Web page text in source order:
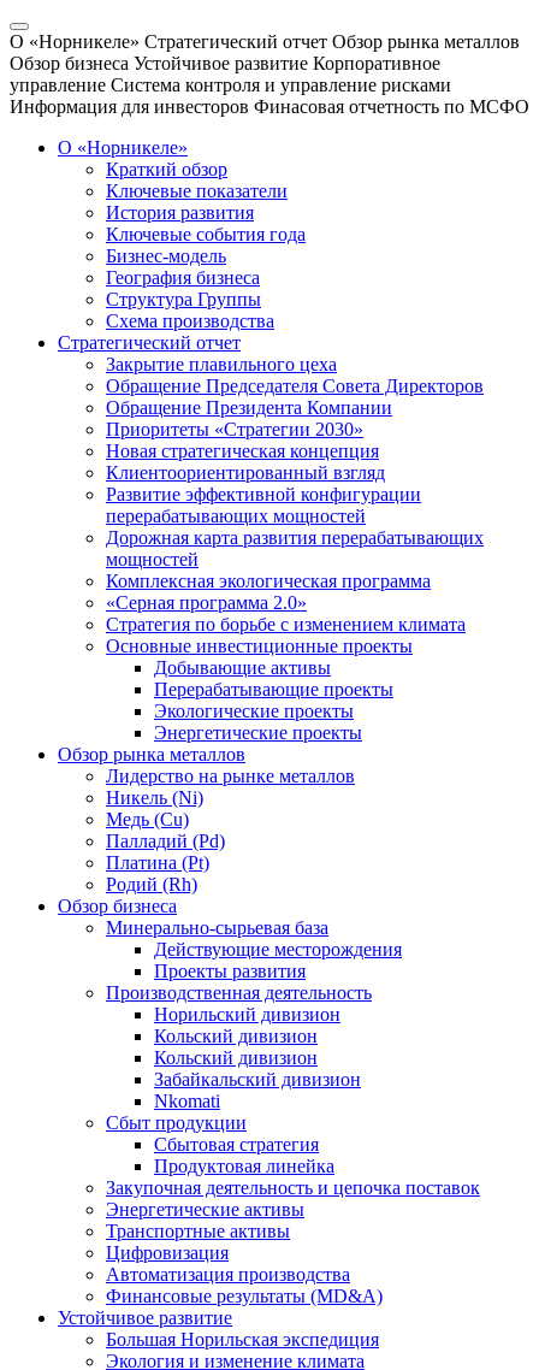
О «Норникеле» Стратегический отчет Обзор рынка металлов
Обзор бизнеса Устойчивое развитие Корпоративное
управление Система контроля и управление рисками
Информация для инвесторов Финасовая отчетность по МСФО
О «Норникеле»
Краткий обзор
Ключевые показатели
История развития
Ключевые события года
Бизнес-модель
География бизнеса
Структура Группы
Схема производства
Стратегический отчет
Закрытие плавильного цеха
Обращение Председателя Совета Директоров
Обращение Президента Компании
Приоритеты «Стратегии 2030»
Новая стратегическая концепция
Клиентоориентированный взгляд
Развитие эффективной конфигурации
перерабатывающих мощностей
Дорожная карта развития перерабатывающих
мощностей
Комплексная экологическая программа
«Серная программа 2.0»
Стратегия по борьбе с изменением климата
Основные инвестиционные проекты
Добывающие активы
Перерабатывающие проекты
Экологические проекты
Энергетические проекты
Обзор рынка металлов
Лидерство на рынке металлов
Никель (Ni)
Медь (Cu)
Палладий (Pd)
Платина (Pt)
Родий (Rh)
Обзор бизнеса
Минерально-сырьевая база
Действующие месторождения
Проекты развития
Производственная деятельность
Норильский дивизион
Кольский дивизион
Кольский дивизион
Забайкальский дивизион
Nkomati
Сбыт продукции
Сбытовая стратегия
Продуктовая линейка
Закупочная деятельность и цепочка поставок
Энергетические активы
Транспортные активы
Цифровизация
Автоматизация производства
Финансовые результаты (MD&A)
Устойчивое развитие
Большая Норильская экспедиция
Экология и изменение климата